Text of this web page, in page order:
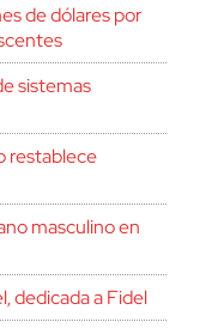
de dólares por
sistemas
restablece
masculino en
dedicada a Fidel